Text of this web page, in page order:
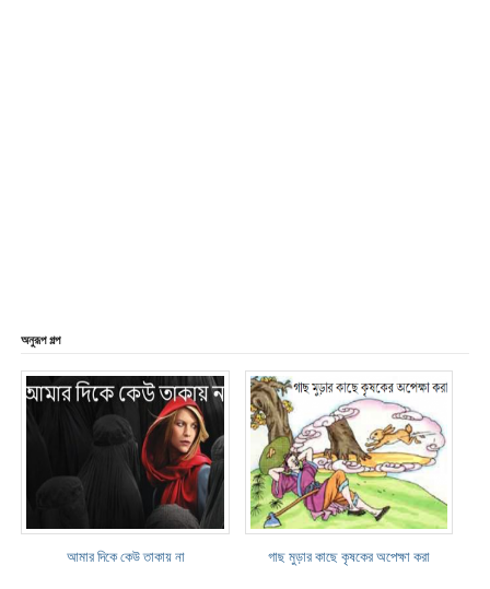
অনুরূপ গল্প
আমার দিকে কেউ তাকায় না গাছ মুড়ার কাছে কৃষকের অপেক্ষা করা